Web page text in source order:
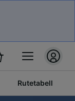
Rutetabell